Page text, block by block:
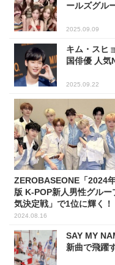
ールズグル
2025.09.09
キム・スヒ
国俳優 人気
2025.09.22
ZEROBASEONE「2024
版 K-POP新人男性グルー
気決定戦」で1位に輝く！
2024.08.16
SAY MY
新曲で飛躍